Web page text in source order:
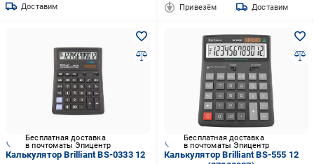
Доставим Привезём Доставим
Бесплатная доставка
в почтоматы Эпицентр
Калькулятор Brilliant BS-0333 12
Бесплатная доставка
в почтоматы Эпицентр
Калькулятор Brilliant BS-555 12